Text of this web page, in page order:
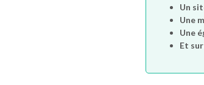
Un
Une
Une
Et